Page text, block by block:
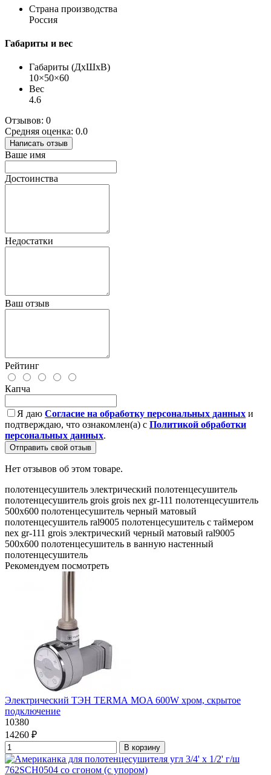
Страна производства
Россия
Габариты и вес
Габариты (ДхШхВ)
10×50×60
Вес
4.6
Отзывов: 0
Средняя оценка: 0.0
Написать отзыв
Ваше имя
Достоинства
Недостатки
Ваш отзыв
Рейтинг
Капча
Я даю Согласие на обработку персональных данных и
подтверждаю, что ознакомлен(а) с Политикой обработки
персональных данных.
Отправить свой отзыв
Нет отзывов об этом товаре.
полотенцесушитель электрический полотенцесушитель
полотенцесушитель grois grois nex gr-111 полотенцесушитель
500х600 полотенцесушитель черный матовый
полотенцесушитель ral9005 полотенцесушитель с таймером
nex gr-111 grois электрический черный матовый ral9005
500х600 полотенцесушитель в ванную настенный
полотенцесушитель
Рекомендуем посмотреть
Электрический ТЭН TERMА MOA 600W хром, скрытое
подключение
10380
14260 ₽
В корзину